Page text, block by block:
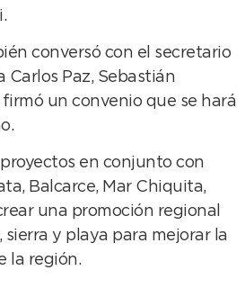
conversó con el secretario
Carlos Paz, Sebastián
un convenio que se hará
en conjunto con
Balcarce, Mar Chiquita,
una promoción regional
y playa para mejorar la
la región.